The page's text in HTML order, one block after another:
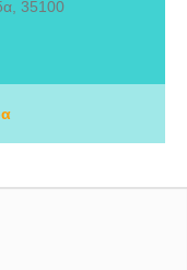
Νοσηλεία μικρών
35100